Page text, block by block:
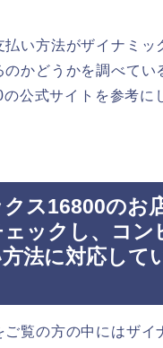
払い方法がザイナミッ
かどうかを調べてい
公式サイトを参考に
ス16800のお
ックし、コン
法に対応して
ご覧の方の中にはザイ